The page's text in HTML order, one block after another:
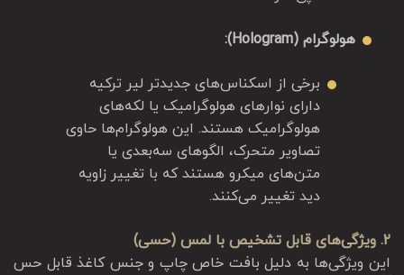
هولوگرام (Hologram):
برخی از اسکناس‌های جدیدتر لیر ترکیه
دارای نوارهای هولوگرامیک یا لکه‌های
هولوگرامیک هستند. این هولوگرام‌ها حاوی
تصاویر متحرک، الگوهای سه‌بعدی یا
متن‌های میکرو هستند که با تغییر زاویه
دید تغییر می‌کنند.
2. ویژگی‌های قابل تشخیص با لمس (حسی)
این ویژگی‌ها به دلیل بافت خاص چاپ و جنس کاغذ قابل حس